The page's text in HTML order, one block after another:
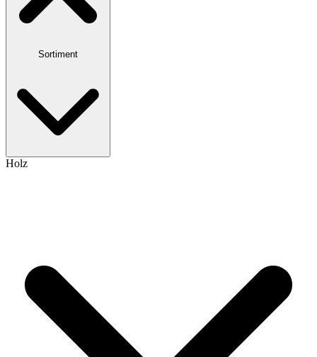
Sortiment
Holz